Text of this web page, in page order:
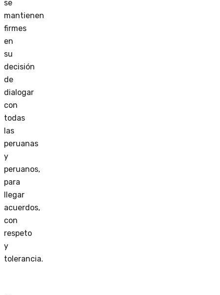
se
mantienen
firmes
en
su
decisión
de
dialogar
con
todas
las
peruanas
y
peruanos,
para
llegar
acuerdos,
con
respeto
y
tolerancia.